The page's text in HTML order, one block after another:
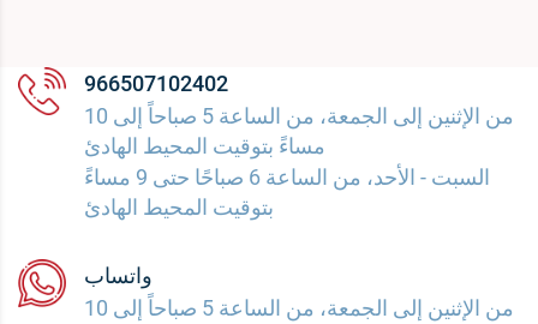
966507102402
من الإثنين إلى الجمعة، من الساعة 5 صباحاً إلى 10
مساءً بتوقيت المحيط الهادئ
السبت - الأحد، من الساعة 6 صباحًا حتى 9 مساءً
بتوقيت المحيط الهادئ
واتساب
من الإثنين إلى الجمعة، من الساعة 5 صباحاً إلى 10